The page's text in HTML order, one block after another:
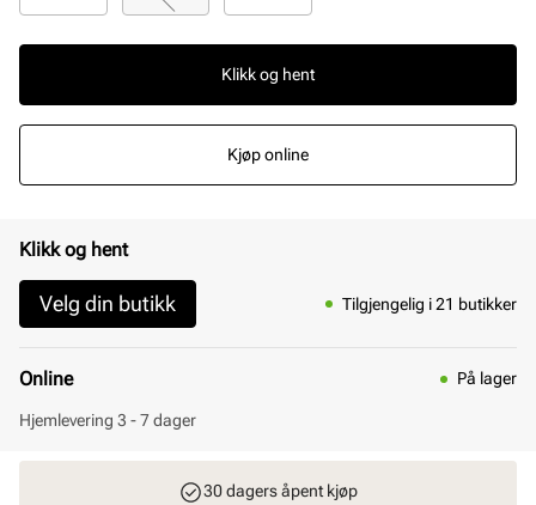
Klikk og hent
Kjøp online
Klikk og hent
Velg din butikk Tilgjengelig i 21 butikker
Online På lager
Hjemlevering 3 - 7 dager
30 dagers åpent kjøp